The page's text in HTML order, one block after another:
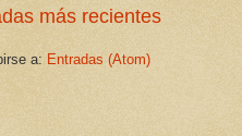
más recientes
a: Entradas (Atom)